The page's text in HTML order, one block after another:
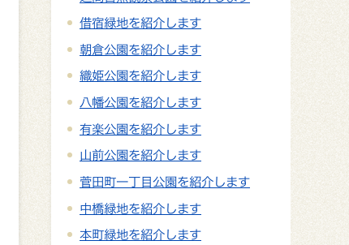
借宿緑地を紹介します
朝倉公園を紹介します
織姫公園を紹介します
八幡公園を紹介します
有楽公園を紹介します
山前公園を紹介します
菅田町一丁目公園を紹介します
中橋緑地を紹介します
本町緑地を紹介します